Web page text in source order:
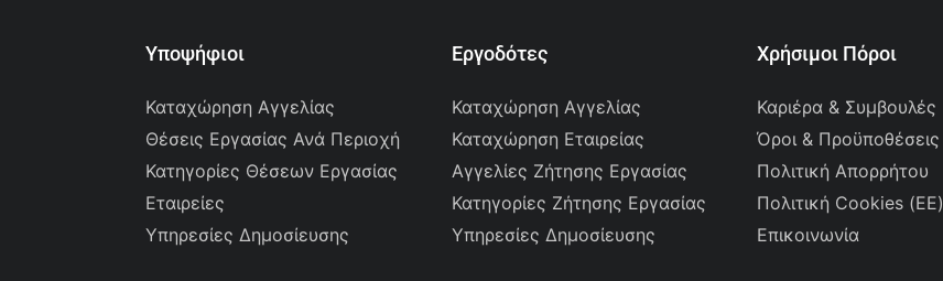
Υποψήφιοι
Καταχώρηση Αγγελίας
Θέσεις Εργασίας Ανά Περιοχή
Κατηγορίες Θέσεων Εργασίας
Εταιρείες
Υπηρεσίες Δημοσίευσης
Εργοδότες
Καταχώρηση Αγγελίας
Καταχώρηση Εταιρείας
Αγγελίες Ζήτησης Εργασίας
Κατηγορίες Ζήτησης Εργασίας
Υπηρεσίες Δημοσίευσης
Χρήσιμοι Πόροι
Καριέρα & Συμβουλές
Όροι & Προϋποθέσεις
Πολιτική Απορρήτου
Πολιτική Cookies (ΕΕ)
Επικοινωνία